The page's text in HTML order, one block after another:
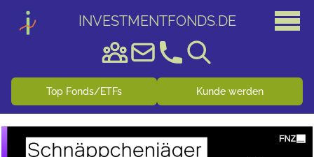
INVESTMENTFONDS.DE
Top Fonds/ETFs Kunde werden